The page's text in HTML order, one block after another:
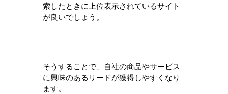
索したときに上位表示されているサイト
が良いでしょう。
そうすることで、自社の商品やサービス
に興味のあるリードが獲得しやすくなり
ます。